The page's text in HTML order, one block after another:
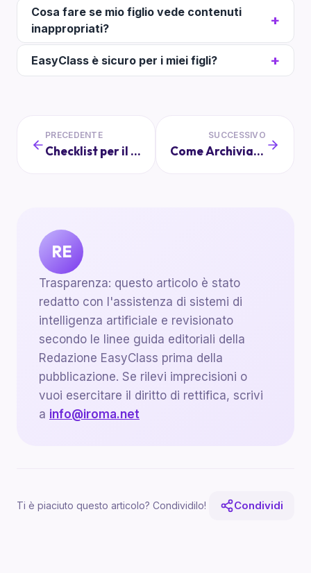
Cosa fare se mio figlio vede contenuti
inappropriati?
EasyClass è sicuro per i miei figli?
PRECEDENTE
Checklist per il Giorno della Gita: Cosa Portare
SUCCESSIVO
Come Archiviare in Modo Sicuro Documenti e Moduli Scolastici
RE
Trasparenza: questo articolo è stato
redatto con l'assistenza di sistemi di
intelligenza artificiale e revisionato
secondo le linee guida editoriali della
Redazione EasyClass prima della
pubblicazione. Se rilevi imprecisioni o
vuoi esercitare il diritto di rettifica, scrivi
a info@iroma.net
Ti è piaciuto questo articolo? Condividilo! Condividi